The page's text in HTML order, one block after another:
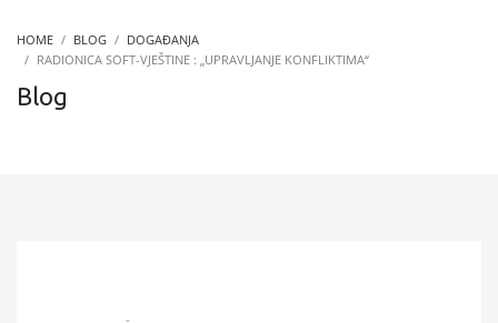
HOME BLOG
DOGAĐANJA
RADIONICA SOFT-VJEŠTINE : „UPRAVLJANJE KONFLIKTIMA“
Blog